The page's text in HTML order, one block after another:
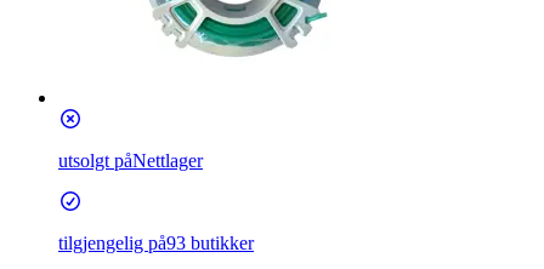
utsolgt påNettlager
tilgjengelig på93 butikker